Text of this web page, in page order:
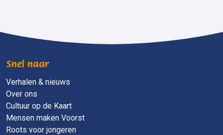
Snel naar
Verhalen & nieuws
Over ons
Cultuur op de Kaart
Mensen maken Voorst
Roots voor jongeren